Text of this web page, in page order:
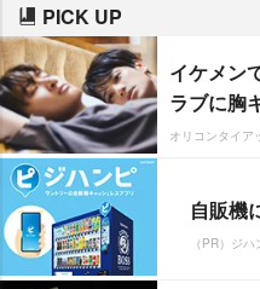
PICK UP
イケメン
ラブに胸
オリコンタイア
自販機
（PR）ジハ